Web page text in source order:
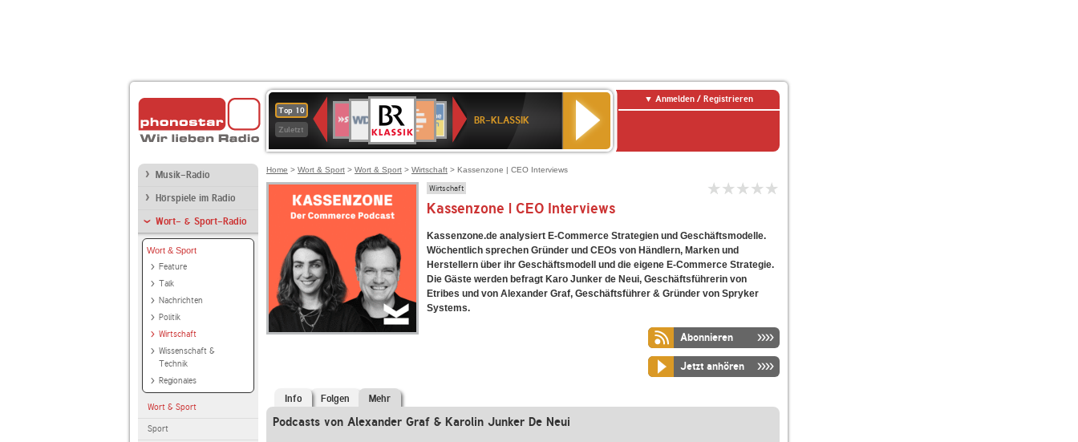
Top 10
Zuletzt
Deutschlandfunk
80er
90er
OLDIE
ANTENNE
4
BR-
KLASSIK
Deutschlandfunk
Kultur
ANTENNE
BAYERN
SWR
Kultur
NDR
2
BR-KLASSIK
Anmelden / Registrieren
Musik-Radio
Hörspiele im Radio
Wort- & Sport-Radio
Wort & Sport
Feature
Talk
Nachrichten
Politik
Wirtschaft
Wissenschaft &
Technik
Regionales
Wort & Sport
Sport
Home > Wort & Sport > Wort & Sport > Wirtschaft > Kassenzone | CEO Interviews
Wirtschaft
Kassenzone | CEO Interviews
Kassenzone.de analysiert E-Commerce Strategien und Geschäftsmodelle.
Wöchentlich sprechen Gründer und CEOs von Händlern, Marken und
Herstellern über ihr Geschäftsmodell und die eigene E-Commerce Strategie.
Die Gäste werden befragt Karo Junker de Neui, Geschäftsführerin von
Etribes und von Alexander Graf, Geschäftsführer & Gründer von Spryker
Systems.
Abonnieren
Jetzt anhören
Info Folgen Mehr
Podcasts von Alexander Graf & Karolin Junker De Neui